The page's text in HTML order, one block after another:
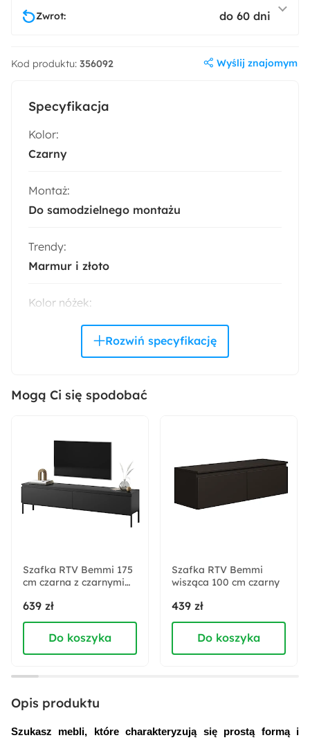
Specyfikacja
Kolor:
Czarny
Montaż:
Do samodzielnego montażu
Trendy:
Marmur i złoto
Kolor nóżek:
Wykończenie:
Kolor frontów:
Czarny
Kolor uchwytów:
brak uchwytów
Materiał blatu:
Płyta wiórowa laminowana
Materiał drzwi:
Płyta laminowana
Mogą Ci się spodobać
Szafka RTV Bemmi 175
cm czarna z czarnymi
639 zł
Do koszyka
Szafka RTV Bemmi
wisząca 100 cm czarny
439 zł
Do koszyka
Opis produktu
Szukasz mebli, które charakteryzują się prostą formą i
Zwrot: do 60 dni
Kod produktu: 356092 Wyślij znajomym